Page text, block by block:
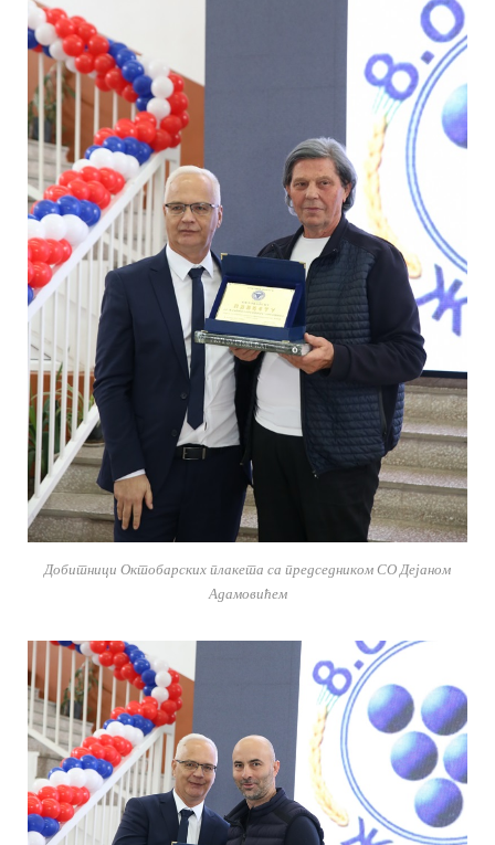
Добитници Октобарских плакета са председником СО Дејаном
Адамовићем